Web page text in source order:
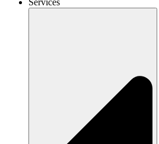
Services